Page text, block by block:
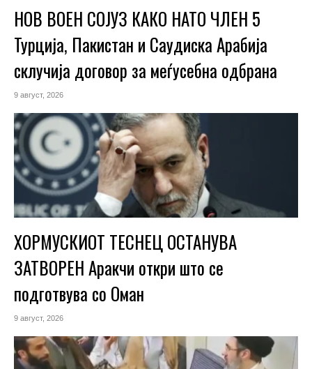
НОВ ВОЕН СОЈУЗ КАКО НАТО ЧЛЕН 5
Турција, Пакистан и Саудиска Арабија
склучија договор за меѓусебна одбрана
9 август, 2026
ХОРМУСКИОТ ТЕСНЕЦ ОСТАНУВА
ЗАТВОРЕН Аракчи откри што се
подготвува со Оман
9 август, 2026